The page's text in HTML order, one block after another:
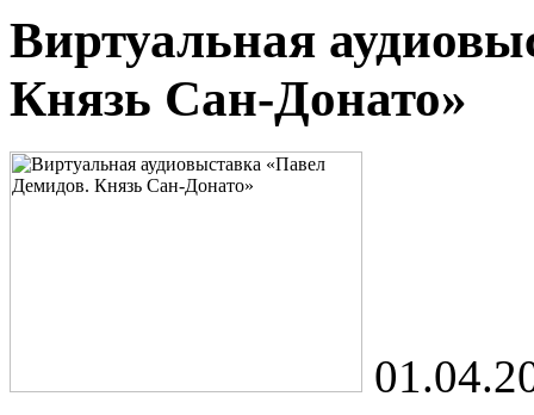
Виртуальная
Князь Сан-Донато»